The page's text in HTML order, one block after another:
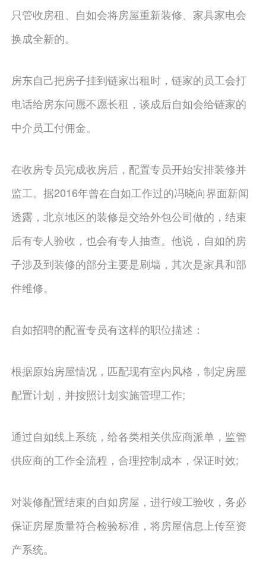
只管收房租、自如会将房屋重新装修、家具家电会
换成全新的。
房东自己把房子挂到链家出租时，链家的员工会打
电话给房东问愿不愿长租，谈成后自如会给链家的
中介员工付佣金。
在收房专员完成收房后，配置专员开始安排装修并
监工。据2016年曾在自如工作过的冯晓向界面新闻
透露，北京地区的装修是交给外包公司做的，结束
后有专人验收，也会有专人抽查。他说，自如的房
子涉及到装修的部分主要是刷墙，其次是家具和部
件维修。
自如招聘的配置专员有这样的职位描述：
根据原始房屋情况，匹配现有室内风格，制定房屋
配置计划，并按照计划实施管理工作;
通过自如线上系统，给各类相关供应商派单，监管
供应商的工作全流程，合理控制成本，保证时效;
对装修配置结束的自如房屋，进行竣工验收，务必
保证房屋质量符合检验标准，将房屋信息上传至资
产系统。